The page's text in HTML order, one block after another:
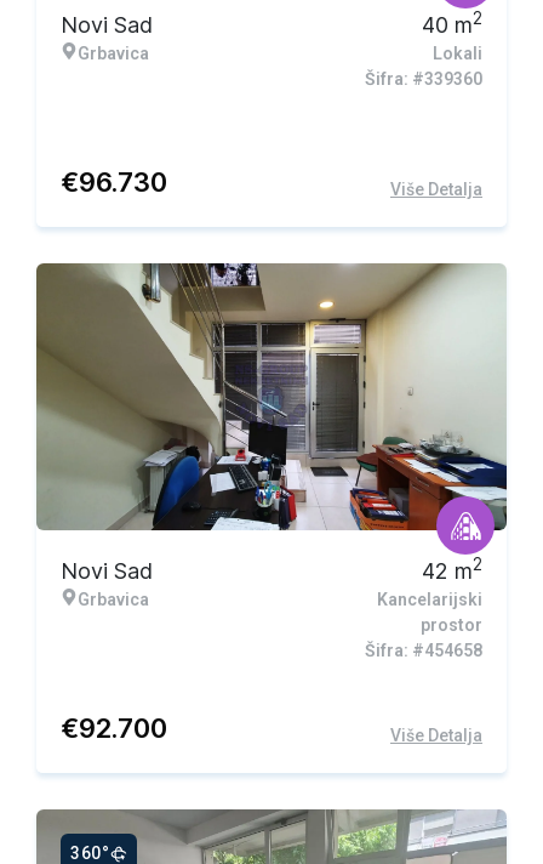
Novi Sad
Grbavica
40 m2
Lokali
Šifra: #339360
€96.730 Više Detalja
Novi Sad
Grbavica
42 m2
Kancelarijski
prostor
Šifra: #454658
€92.700 Više Detalja
360°